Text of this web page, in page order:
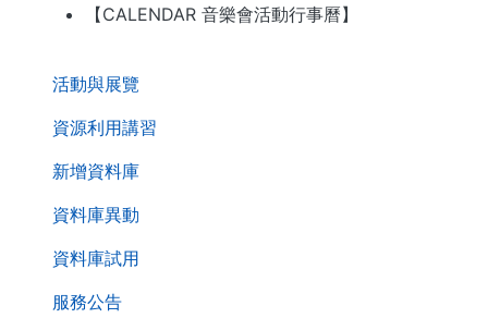
活動與展覽
資源利用講習
新增資料庫
資料庫異動
資料庫試用
服務公告
【CALENDAR 音樂會活動行事曆】